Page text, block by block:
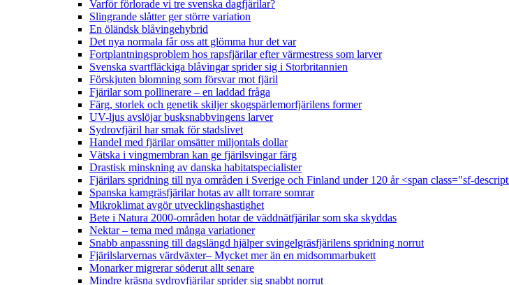
Varför förlorade vi tre svenska dagfjärilar?
Slingrande slåtter ger större variation
En öländsk blåvingehybrid
Det nya normala får oss att glömma hur det var
Fortplantningsproblem hos rapsfjärilar efter värmestress som larver
Svenska svartfläckiga blåvingar sprider sig i Storbritannien
Förskjuten blomning som försvar mot fjäril
Fjärilar som pollinerare – en laddad fråga
Färg, storlek och genetik skiljer skogspärlemorfjärilens former
UV-ljus avslöjar busksnabbvingens larver
Sydrovfjäril har smak för stadslivet
Handel med fjärilar omsätter miljontals dollar
Vätska i vingmembran kan ge fjärilsvingar färg
Drastisk minskning av danska habitatspecialister
Fjärilars spridning till nya områden i Sverige och Finland under 120 år <span class="sf-
Spanska kamgräsfjärilar hotas av allt torrare somrar
Mikroklimat avgör utvecklingshastighet
Bete i Natura 2000-områden hotar de väddnätfjärilar som ska skyddas
Nektar – tema med många variationer
Snabb anpassning till dagslängd hjälper svingelgräsfjärilens spridning norrut
Fjärilslarvernas värdväxter– Mycket mer än en midsommarbukett
Monarker migrerar söderut allt senare
Mindre kräsna sydrovfjärilar sprider sig snabbt norrut